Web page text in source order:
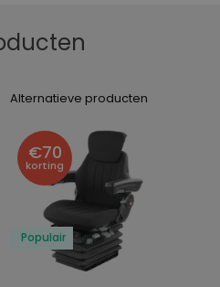
Alternatieve producten
Populair
€70
korting